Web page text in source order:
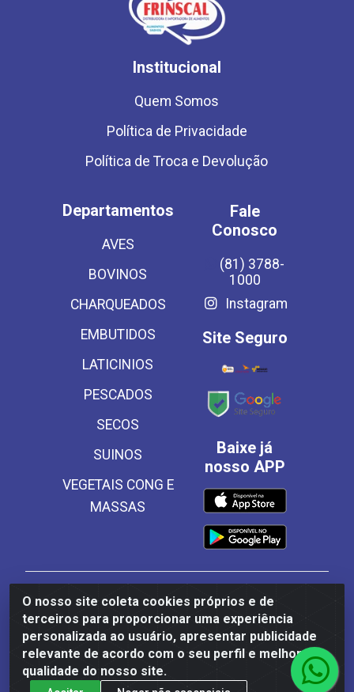
O nosso site coleta cookies próprios e de
terceiros para proporcionar uma experiência
personalizada ao usuário, apresentar publicidade
relevante de acordo com o seu perfil e melhorar a
qualidade do nosso site.
Institucional
Quem Somos
Política de Privacidade
Política de Troca e Devolução
Departamentos
AVES
BOVINOS
CHARQUEADOS
EMBUTIDOS
LATICINIOS
PESCADOS
SECOS
SUINOS
VEGETAIS CONG E
MASSAS
Fale
Conosco
(81) 3788-
1000
Instagram
Site Seguro
Baixe já
nosso APP
Frinscal - Distribuidora e Importadora de Alimentos
LTDA - Rodovia BR 101 Sul Km 187, 310 Galpão - Santa
Rosa, Palmares/PE - CEP 55540-000 - CNPJ
03.504.437/0001-50